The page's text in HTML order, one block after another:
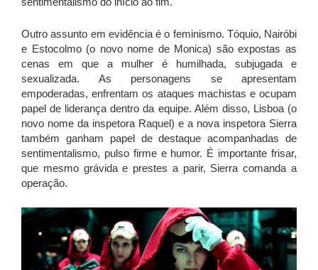
Outro assunto em evidência é o feminismo. Tóquio, Nairóbi
e Estocolmo (o novo nome de Monica) são expostas as
cenas em que a mulher é humilhada, subjugada e
sexualizada. As personagens se apresentam
empoderadas, enfrentam os ataques machistas e ocupam
papel de liderança dentro da equipe. Além disso, Lisboa (o
novo nome da inspetora Raquel) e a nova inspetora Sierra
também ganham papel de destaque acompanhadas de
sentimentalismo, pulso firme e humor. É importante frisar,
que mesmo grávida e prestes a parir, Sierra comanda a
operação.